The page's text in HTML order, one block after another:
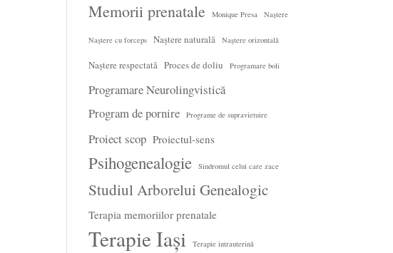
Memorii prenatale Monique Presa Naștere
Naștere cu forceps Naștere naturală Naștere orizontală
Naștere respectată Proces de doliu Programare boli
Programare Neurolingvistică
Program de pornire
Programe de supravietuire
Proiect scop Proiectul-sens
Psihogenealogie Sindromul celui care zace
Studiul Arborelui Genealogic
Terapia memoriilor prenatale
Terapie Iași Terapie intrauterină